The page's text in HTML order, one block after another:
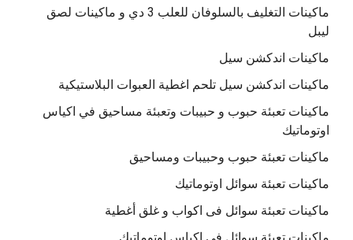
ماكينات التغليف بالسلوفان للعلب 3 دي و ماكينات لصق
ليبل
ماكينات اندكشن سيل
ماكينات اندكشن سيل تلحم اغطية العبوات البلاستيكية
ماكينات تعبئة حبوب و حبيبات وتعبئة مساحيق في اكياس
اوتوماتيك
ماكينات تعبئة حبوب وحبيبات ومساحيق
ماكينات تعبئة سوائل اوتوماتيك
ماكينات تعبئة سوائل فى اكواب و غلق أغطية